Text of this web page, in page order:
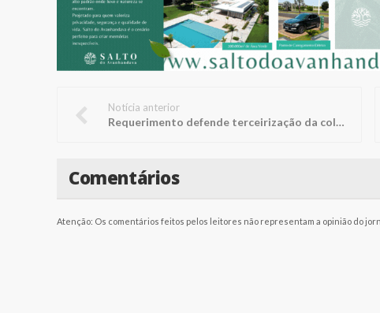
Notícia anterior
Requerimento defende terceirização da coleta da Corpe
Comentários
Atenção: Os comentários feitos pelos leitores não representam a opinião do